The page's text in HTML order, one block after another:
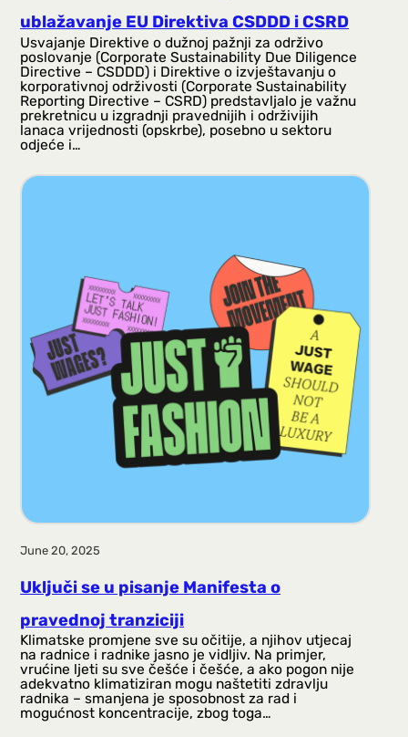
ublažavanje EU Direktiva CSDDD i CSRD
Usvajanje Direktive o dužnoj pažnji za održivo
poslovanje (Corporate Sustainability Due Diligence
Directive – CSDDD) i Direktive o izvještavanju o
korporativnoj održivosti (Corporate Sustainability
Reporting Directive – CSRD) predstavljalo je važnu
prekretnicu u izgradnji pravednijih i održivijih
lanaca vrijednosti (opskrbe), posebno u sektoru
odjeće i…
June 20, 2025
Uključi se u pisanje Manifesta o
pravednoj tranziciji
Klimatske promjene sve su očitije, a njihov utjecaj
na radnice i radnike jasno je vidljiv. Na primjer,
vrućine ljeti su sve češće i češće, a ako pogon nije
adekvatno klimatiziran mogu naštetiti zdravlju
radnika – smanjena je sposobnost za rad i
mogućnost koncentracije, zbog toga…